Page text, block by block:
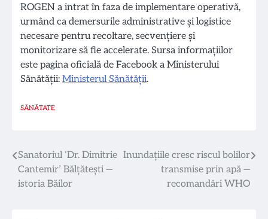
ROGEN a intrat în faza de implementare operativă,
urmând ca demersurile administrative și logistice
necesare pentru recoltare, secvențiere și
monitorizare să fie accelerate. Sursa informațiilor
este pagina oficială de Facebook a Ministerului
Sănătății: Ministerul Sănătății.
SĂNĂTATE
Navigare
în
Sanatoriul ‘Dr. Dimitrie
Cantemir’ Bălțătești —
istoria Băilor
Inundațiile cresc riscul bolilor
transmise prin apă —
recomandări WHO